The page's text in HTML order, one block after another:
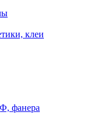
клеи
фанера